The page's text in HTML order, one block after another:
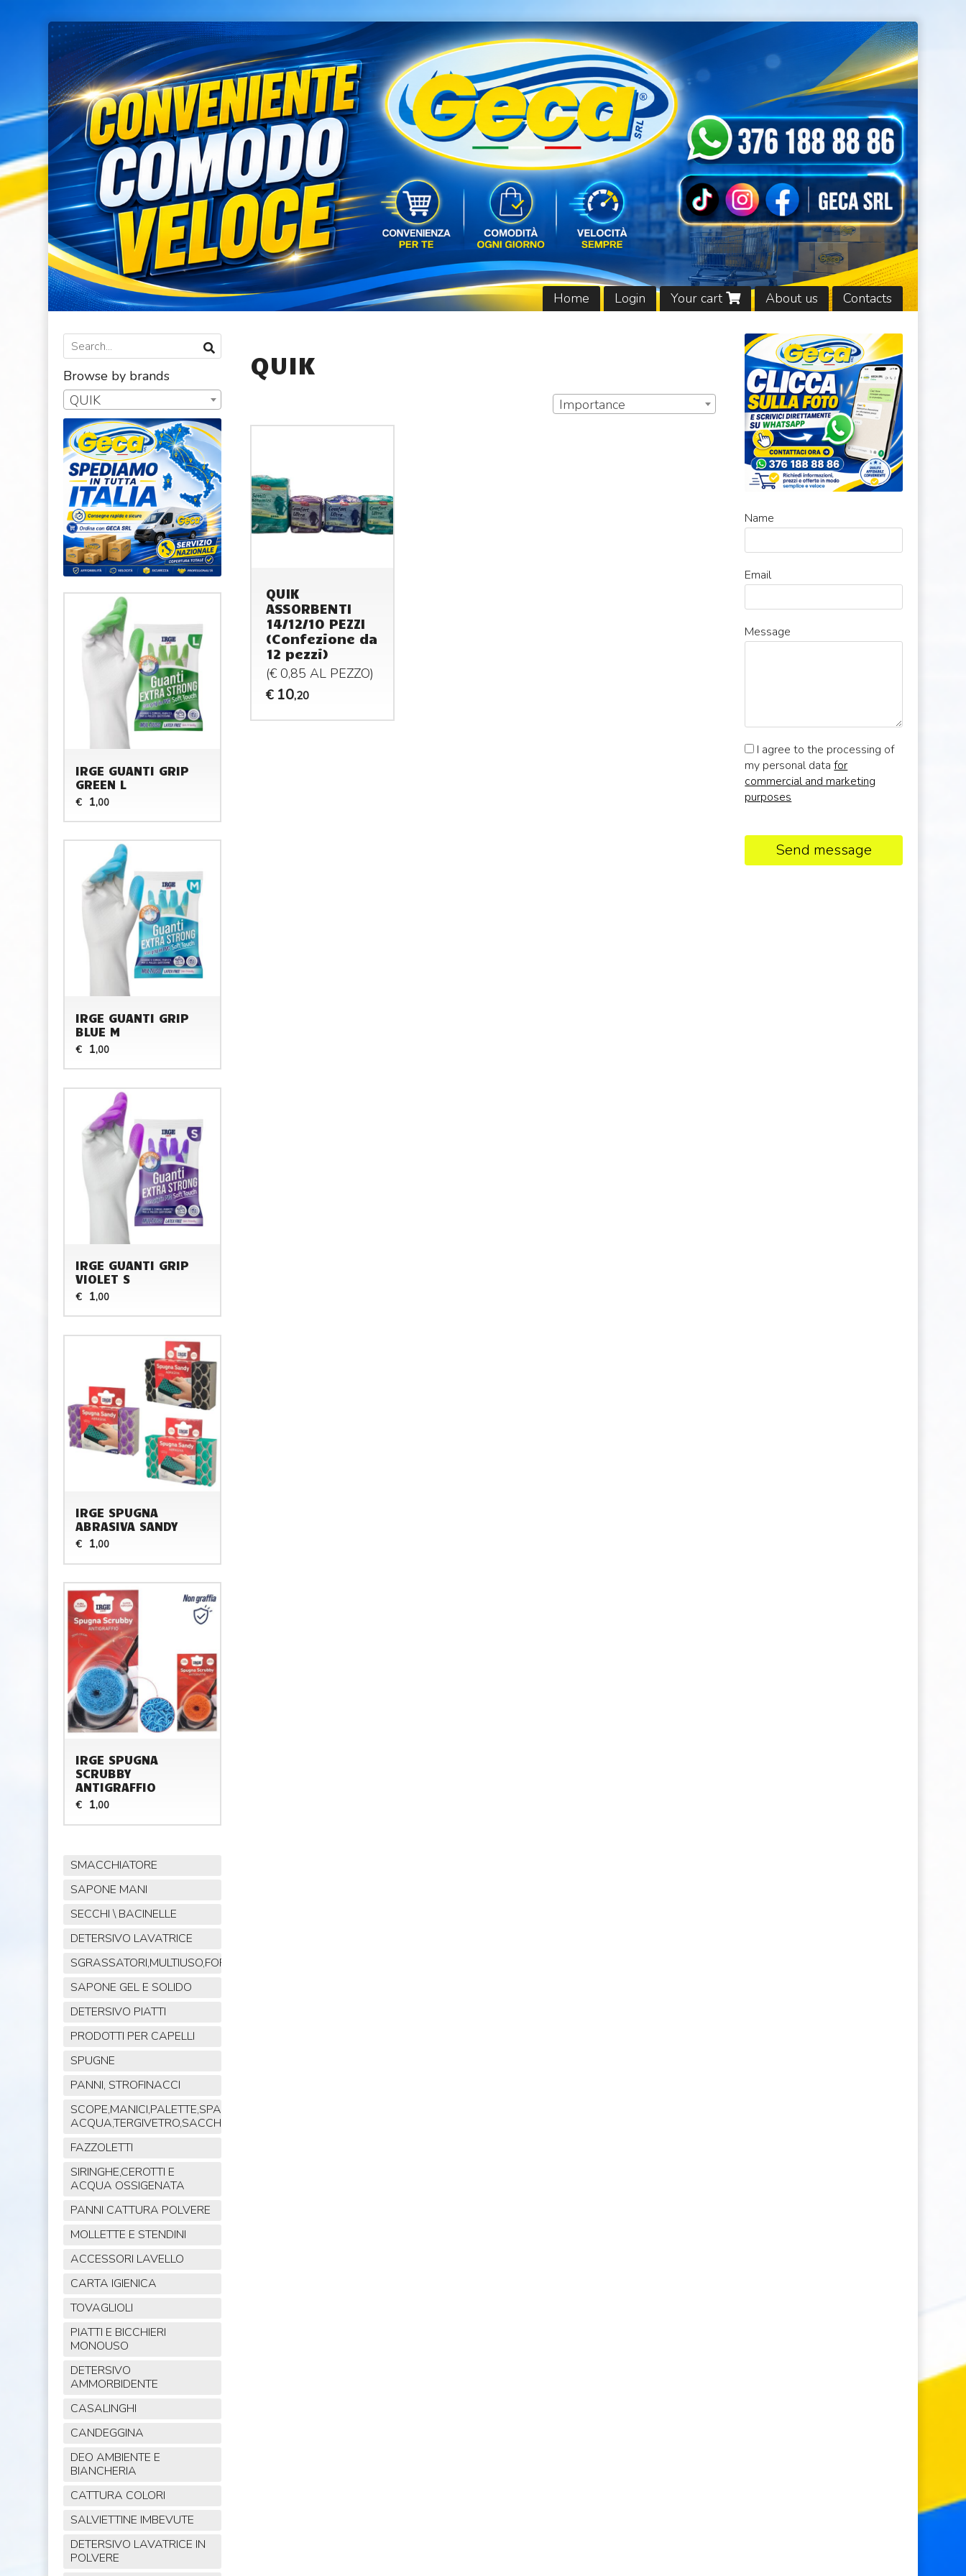
Home Login Your cart About us Contacts
QUIK
Importance
QUIK
ASSORBENTI
14/12/10 PEZZI
(Confezione da
12 pezzi)
(€ 0,85 AL PEZZO)
€ 10,20
Browse by brands
QUIK
IRGE GUANTI GRIP
GREEN L
€ 1,00
IRGE GUANTI GRIP
BLUE M
€ 1,00
IRGE GUANTI GRIP
VIOLET S
€ 1,00
IRGE SPUGNA
ABRASIVA SANDY
€ 1,00
IRGE SPUGNA
SCRUBBY
ANTIGRAFFIO
€ 1,00
SMACCHIATORE
SAPONE MANI
SECCHI \ BACINELLE
DETERSIVO LAVATRICE
SGRASSATORI,MULTIUSO,FORNO,POLVERE,VETRI,AMMONIACA
SAPONE GEL E SOLIDO
DETERSIVO PIATTI
PRODOTTI PER CAPELLI
SPUGNE
PANNI, STROFINACCI
SCOPE,MANICI,PALETTE,SPAZZOLE,TIRA
ACQUA,TERGIVETRO,SACCHI,MOP
FAZZOLETTI
SIRINGHE,CEROTTI E
ACQUA OSSIGENATA
PANNI CATTURA POLVERE
MOLLETTE E STENDINI
ACCESSORI LAVELLO
CARTA IGIENICA
TOVAGLIOLI
PIATTI E BICCHIERI
MONOUSO
DETERSIVO
AMMORBIDENTE
CASALINGHI
CANDEGGINA
DEO AMBIENTE E
BIANCHERIA
CATTURA COLORI
SALVIETTINE IMBEVUTE
DETERSIVO LAVATRICE IN
POLVERE
Name
Email
Message
I agree to the processing of
my personal datafor
commercial and marketing
purposes
Send message